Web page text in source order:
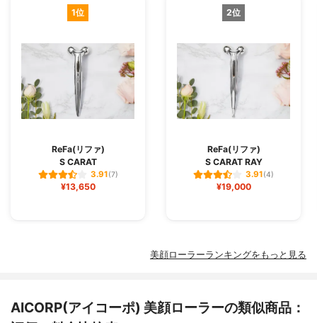
1位
ReFa(リファ)
S CARAT
3.91(7)
¥13,650
2位
ReFa(リファ)
S CARAT RAY
3.91(4)
¥19,000
美顔ローラーランキングをもっと見る
AICORP(アイコーポ) 美顔ローラーの類似商品：